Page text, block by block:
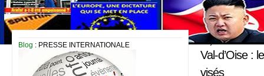
Blog : PRESSE INTERNATIONALE 15 juillet 2015
Val-d’Oise :
visés